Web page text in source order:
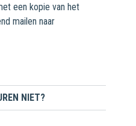
een kopie van het
mailen naar
NIET?